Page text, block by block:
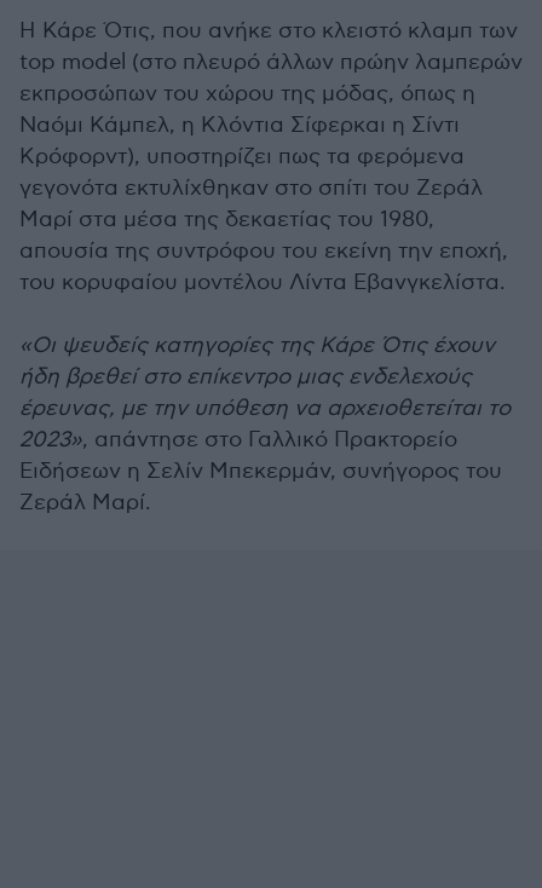
Η Κάρε Ότις, που ανήκε στο κλειστό κλαμπ των
top model (στο πλευρό άλλων πρώην λαμπερών
εκπροσώπων του χώρου της μόδας, όπως η
Ναόμι Κάμπελ, η Κλόντια Σίφερκαι η Σίντι
Κρόφορντ), υποστηρίζει πως τα φερόμενα
γεγονότα εκτυλίχθηκαν στο σπίτι του Ζεράλ
Μαρί στα μέσα της δεκαετίας του 1980,
απουσία της συντρόφου του εκείνη την εποχή,
του κορυφαίου μοντέλου Λίντα Εβανγκελίστα.
«Οι ψευδείς κατηγορίες της Κάρε Ότις έχουν
ήδη βρεθεί στο επίκεντρο μιας ενδελεχούς
έρευνας, με την υπόθεση να αρχειοθετείται το
2023», απάντησε στο Γαλλικό Πρακτορείο
Ειδήσεων η Σελίν Μπεκερμάν, συνήγορος του
Ζεράλ Μαρί.